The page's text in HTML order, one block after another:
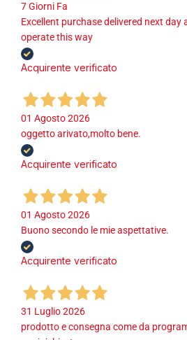
7 Giorni Fa
Excellent purchase delivered next day
operate this way
Acquirente verificato
01 Agosto 2026
oggetto arivato,molto bene.
Acquirente verificato
01 Agosto 2026
Buono secondo le mie aspettative.
Acquirente verificato
31 Luglio 2026
prodotto e consegna come da